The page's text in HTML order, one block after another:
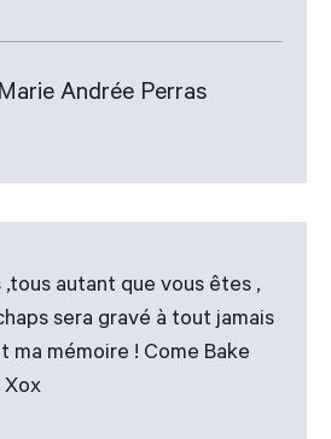
Andrée Perras
,tous autant que vous êtes ,
sera gravé à tout jamais
ma mémoire ! Come Bake
Xox